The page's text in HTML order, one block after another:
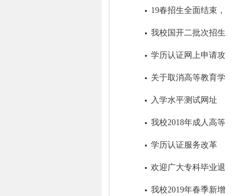
束，录取学生信息进入教务系统
19春招生全面结束，
开始备战19秋招生工作
我校国开二批次招生
进入录取阶段
学历认证网上申请攻
关于取消高等教育学
历认证收费以及调整认证受理范
入学水平测试网址
我校2018年成人高等
教育录取工作圆满结束
学历认证服务改革
后，如何进行学籍/学历的查询
欢迎广大专科毕业退
役军人免试进入我校参加成人本
我校2019年春季新增